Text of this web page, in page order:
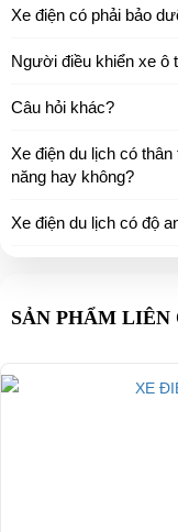
Xe điện có phải bảo
Người điều khiển xe ô
Câu hỏi khác?
Xe điện du lịch có
năng hay không?
Xe điện du lịch có độ
SẢN PHẨM LIÊN